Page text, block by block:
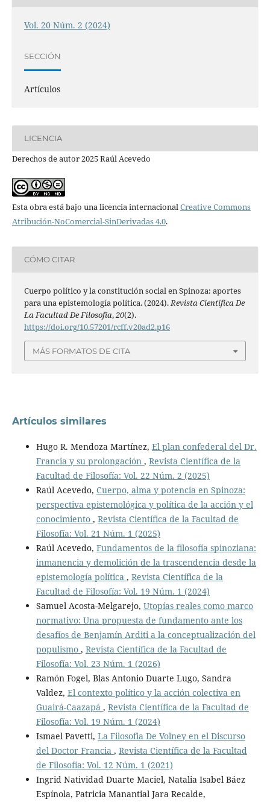
Vol. 20 Núm. 2 (2024)
SECCIÓN
Artículos
LICENCIA
Derechos de autor 2025 Raúl Acevedo
Esta obra está bajo una licencia internacionalCreative Commons
Atribución-NoComercial-SinDerivadas 4.0.
CÓMO CITAR
Cuerpo político y la constitución social en Spinoza: aportes
para una epistemología política. (2024).Revista Científica De
La Facultad De Filosofía,20(2).
https://doi.org/10.57201/rcff.v20ad2.p16
MÁS FORMATOS DE CITA
Artículos similares
Hugo R. Mendoza Martínez, El plan confederal del Dr.
Francia y su prolongación , Revista Científica de la
Facultad de Filosofía: Vol. 22 Núm. 2 (2025)
Raúl Acevedo, Cuerpo, alma y potencia en Spinoza:
perspectiva epistemológica y política de la acción y el
conocimiento , Revista Científica de la Facultad de
Filosofía: Vol. 21 Núm. 1 (2025)
Raúl Acevedo, Fundamentos de la filosofía spinoziana:
inmanencia y demolición de la trascendencia desde la
epistemología política , Revista Científica de la
Facultad de Filosofía: Vol. 19 Núm. 1 (2024)
Samuel Acosta-Melgarejo, Utopías reales como marco
normativo: Una propuesta de fundamento ante los
desafíos de Benjamín Arditi a la conceptualización del
populismo , Revista Científica de la Facultad de
Filosofía: Vol. 23 Núm. 1 (2026)
Ramón Fogel, Blas Antonio Duarte Lugo, Sandra
Valdez, El contexto político y la acción colectiva en
Guairá-Caazapá , Revista Científica de la Facultad de
Filosofía: Vol. 19 Núm. 1 (2024)
Ismael Pavetti, La Filosofia De Volney en el Discurso
del Doctor Francia , Revista Científica de la Facultad
de Filosofía: Vol. 12 Núm. 1 (2021)
Ingrid Natividad Duarte Maciel, Natalia Isabel Báez
Espínola, Patricia Manantial Jara Recalde,